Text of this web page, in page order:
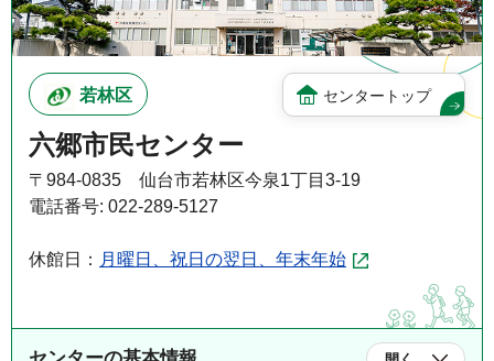
若林区 センタートップ
六郷市民センター
〒984-0835 仙台市若林区今泉1丁目3-19
電話番号: 022-289-5127
休館日： 月曜日、祝日の翌日、年末年始